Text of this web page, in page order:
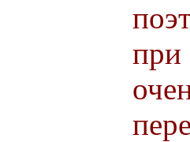
при